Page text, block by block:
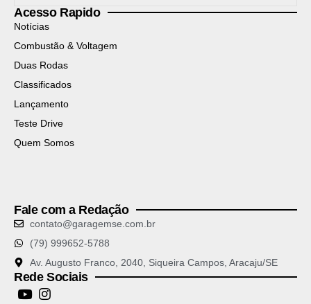
Acesso Rapido
Notícias
Combustão & Voltagem
Duas Rodas
Classificados
Lançamento
Teste Drive
Quem Somos
Fale com a Redação
contato@garagemse.com.br
(79) 999652-5788
Av. Augusto Franco, 2040, Siqueira Campos, Aracaju/SE
Rede Sociais